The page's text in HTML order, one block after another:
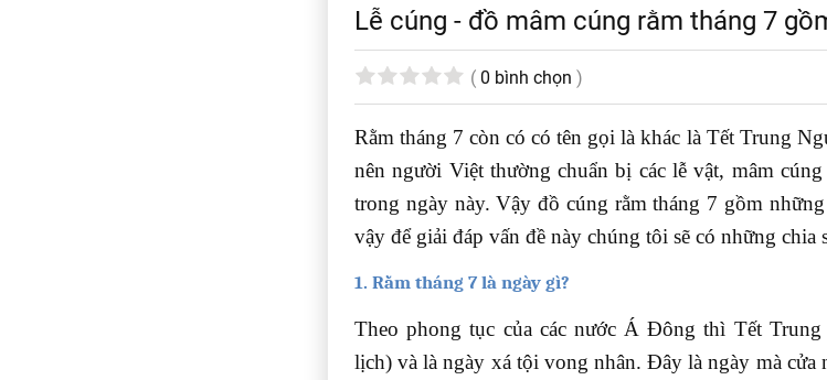
Lễ cúng - đồ mâm cúng rằm tháng 7
( 0 bình chọn )
Rằm tháng 7 còn có có tên gọi là khác là Tết Trung
nên người Việt thường chuẩn bị các lễ vật, mâm
trong ngày này. Vậy đồ cúng rằm tháng 7 gồm
vậy để giải đáp vấn đề này chúng tôi sẽ có những chia
1. Rằm tháng 7 là ngày gì?
Theo phong tục của các nước Á Đông thì Tết
lịch) và là ngày xá tội vong nhân. Đây là ngày mà cửa